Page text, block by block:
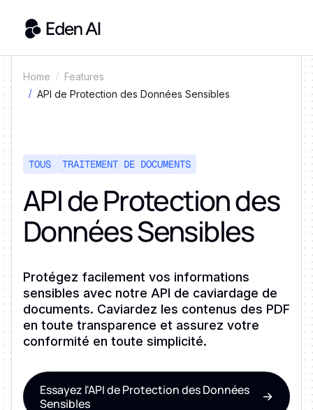
Home
Features
API de Protection des Données Sensibles
TOUS TRAITEMENT DE DOCUMENTS
API de Protection des
Données Sensibles
Protégez facilement vos informations
sensibles avec notre API de caviardage de
documents. Caviardez les contenus des PDF
en toute transparence et assurez votre
conformité en toute simplicité.
Essayez l'API de Protection des Données
Sensibles